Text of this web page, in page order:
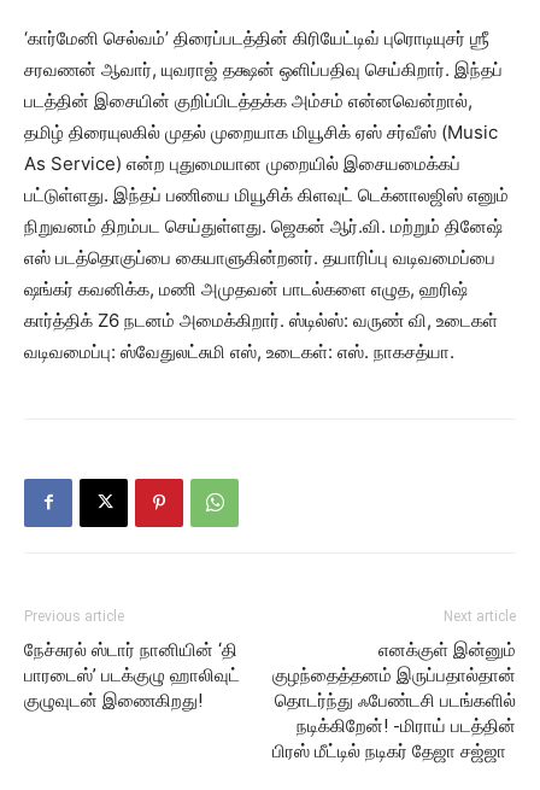
‘கார்மேனி செல்வம்’ திரைப்படத்தின் கிரியேட்டிவ் புரொடியுசர் ஶ்ரீ
சரவணன் ஆவார், யுவராஜ் தக்ஷன் ஒளிப்பதிவு செய்கிறார். இந்தப்
படத்தின் இசையின் குறிப்பிடத்தக்க அம்சம் என்னவென்றால்,
தமிழ் திரையுலகில் முதல் முறையாக மியூசிக் ஏஸ் சர்வீஸ் (Music
As Service) என்ற புதுமையான முறையில் இசையமைக்கப்
பட்டுள்ளது. இந்தப் பணியை மியூசிக் கிளவுட் டெக்னாலஜிஸ் எனும்
நிறுவனம் திறம்பட செய்துள்ளது. ஜெகன் ஆர்.வி. மற்றும் தினேஷ்
எஸ் படத்தொகுப்பை கையாளுகின்றனர். தயாரிப்பு வடிவமைப்பை
ஷங்கர் கவனிக்க, மணி அமுதவன் பாடல்களை எழுத, ஹரிஷ்
கார்த்திக் Z6 நடனம் அமைக்கிறார். ஸ்டில்ஸ்: வருண் வி, உடைகள்
வடிவமைப்பு: ஸ்வேதுலட்சுமி எஸ், உடைகள்: எஸ். நாகசத்யா.
Previous article
நேச்சுரல் ஸ்டார் நானியின் ‘தி
பாரடைஸ்’ படக்குழு ஹாலிவுட்
குழுவுடன் இணைகிறது!
Next article
எனக்குள் இன்னும்
குழந்தைத்தனம் இருப்பதால்தான்
தொடர்ந்து ஃபேண்டசி படங்களில்
நடிக்கிறேன்! -மிராய் படத்தின்
பிரஸ் மீட்டில் நடிகர் தேஜா சஜ்ஜா